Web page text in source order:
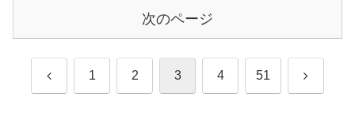
次のページ
前 1 2 3 4 51 次